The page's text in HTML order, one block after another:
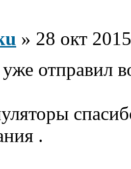
» 28 окт
отправил
.